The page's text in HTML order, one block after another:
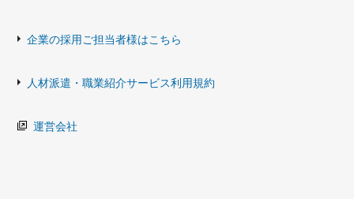
企業の採用ご担当者様はこちら
人材派遣・職業紹介サービス利用規約
運営会社